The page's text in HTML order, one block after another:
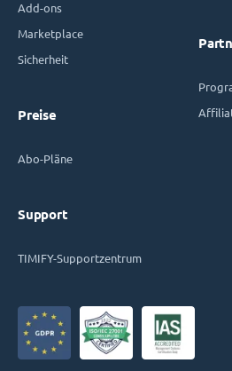
Add-ons
Marketplace
Sicherheit
Preise
Abo-Pläne
Support
TIMIFY-Supportzentrum